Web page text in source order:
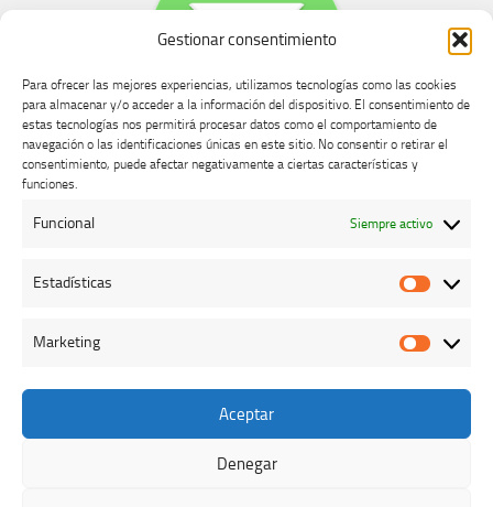
Gestionar consentimiento
Para ofrecer las mejores experiencias, utilizamos tecnologías como las cookies
para almacenar y/o acceder a la información del dispositivo. El consentimiento de
estas tecnologías nos permitirá procesar datos como el comportamiento de
navegación o las identificaciones únicas en este sitio. No consentir o retirar el
consentimiento, puede afectar negativamente a ciertas características y
funciones.
Funcional Siempre activo
Estadísticas
Marketing
Aceptar
Denegar
Buzón de dudas, quejas y sugerencias
Colegio Oficial de Veterinarios de Cáceres © 2026. Todos los